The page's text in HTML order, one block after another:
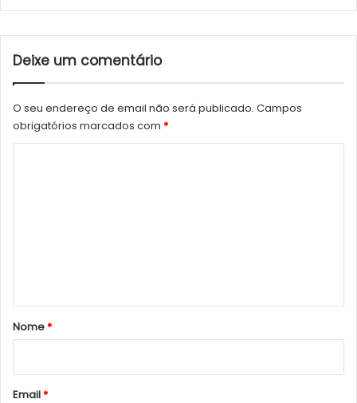
Deixe um comentário
O seu endereço de email não será publicado. Campos
obrigatórios marcados com *
r
*
Nome*
Email*